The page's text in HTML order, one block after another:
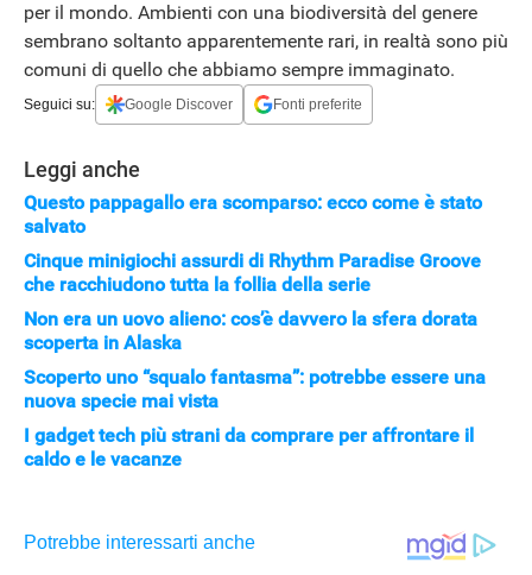
per il mondo. Ambienti con una biodiversità del genere
sembrano soltanto apparentemente rari, in realtà sono più
comuni di quello che abbiamo sempre immaginato.
Seguici su: Google Discover Fonti preferite
Leggi anche
Questo pappagallo era scomparso: ecco come è stato
salvato
Cinque minigiochi assurdi di Rhythm Paradise Groove
che racchiudono tutta la follia della serie
Non era un uovo alieno: cos’è davvero la sfera dorata
scoperta in Alaska
Scoperto uno “squalo fantasma”: potrebbe essere una
nuova specie mai vista
I gadget tech più strani da comprare per affrontare il
caldo e le vacanze